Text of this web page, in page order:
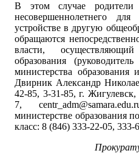
В этом случае родители
несовершеннолетнего
устройстве в другую
обращаются
власти,
образования
министерства образования
Двирник Александр
42-85, 3-31-85, г.
7,
министерстве образования
класс: 8 (846) 333-22-05, 333-